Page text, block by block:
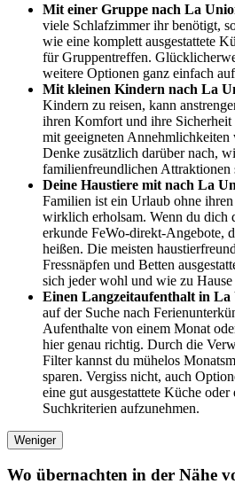
Mit einer Gruppe nach La
viele Schlafzimmer ihr benötigt,
wie eine komplett ausgestattete
für Gruppentreffen.
weitere Optionen ganz einfach
Mit kleinen Kindern nach La
Kindern zu reisen, kann
ihren Komfort und ihre Sicherheit
mit geeigneten
Denke zusätzlich darüber nach,
familienfreundlichen Attraktionen
Deine Haustiere mit nach La
Familien ist ein Urlaub ohne
wirklich erholsam. Wenn du dich
erkunde FeWo-direkt-Angebote,
heißen. Die meisten
Fressnäpfen und Betten
sich jeder wohl und wie zu
Einen Langzeitaufenthalt in La
auf der Suche nach
Aufenthalte von einem Monat
hier genau richtig. Durch die
Filter kannst du mühelos
sparen. Vergiss nicht, auch
eine gut ausgestattete Küche
Suchkriterien aufzunehmen.
Weniger
Wo übernachten in der Nähe